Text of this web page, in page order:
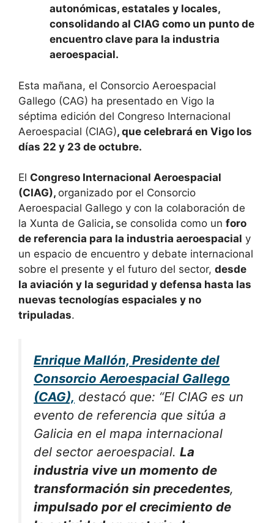
autonómicas, estatales y locales,
consolidando al CIAG como un punto de
encuentro clave para la industria
aeroespacial.
Esta mañana, el Consorcio Aeroespacial
Gallego (CAG) ha presentado en Vigo la
séptima edición del Congreso Internacional
Aeroespacial (CIAG), que celebrará en Vigo los
días 22 y 23 de octubre.
El Congreso Internacional Aeroespacial
(CIAG), organizado por el Consorcio
Aeroespacial Gallego y con la colaboración de
la Xunta de Galicia, se consolida como un foro
de referencia para la industria aeroespacial y
un espacio de encuentro y debate internacional
sobre el presente y el futuro del sector, desde
la aviación y la seguridad y defensa hasta las
nuevas tecnologías espaciales y no
tripuladas.
Enrique Mallón, Presidente del
Consorcio Aeroespacial Gallego
(CAG), destacó que: “El CIAG es un
evento de referencia que sitúa a
Galicia en el mapa internacional
del sector aeroespacial. La
industria vive un momento de
transformación sin precedentes,
impulsado por el crecimiento de